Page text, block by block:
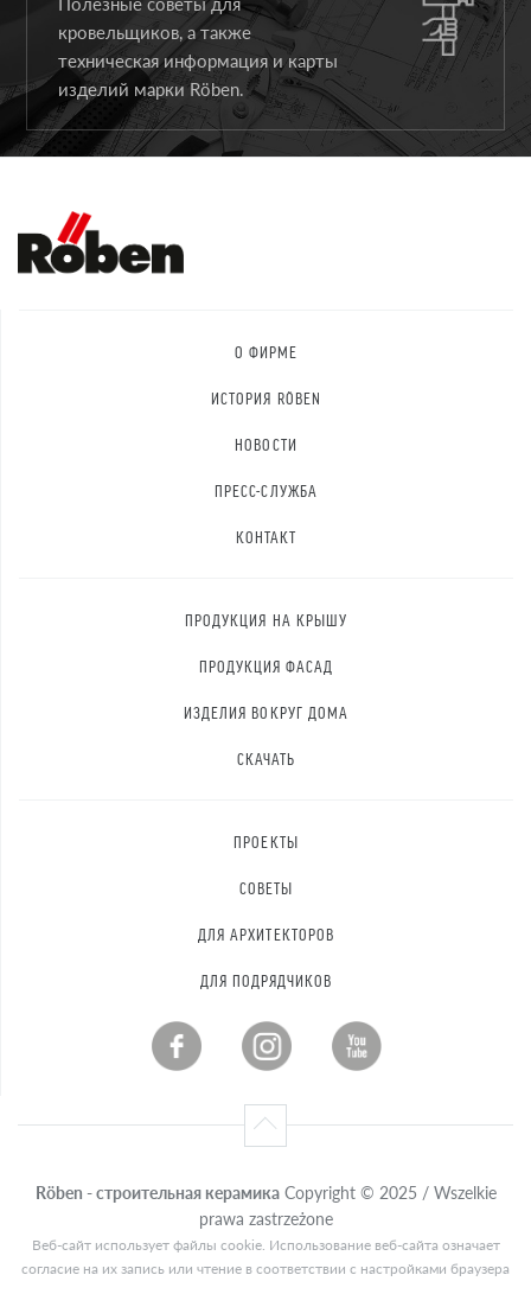
кровельщиков, а также
техническая информация и карты
изделий марки Röben.
О ФИРМЕ
ИСТОРИЯ RÖBEN
НОВОСТИ
ПРЕСС-СЛУЖБА
КОНТАКТ
ПРОДУКЦИЯ НА КРЫШУ
ПРОДУКЦИЯ ФАСАД
ИЗДЕЛИЯ ВОКРУГ ДОМА
СКАЧАТЬ
ПРОЕКТЫ
СОВЕТЫ
ДЛЯ АРХИТЕКТОРОВ
ДЛЯ ПОДРЯДЧИКОВ
Röben - строительная керамикаCopyright © 2025 / Wszelkie
prawa zastrzeżone
Веб-сайт использует файлы cookie. Использование веб-сайта означает
согласие на их запись или чтение в соответствии с настройками браузера